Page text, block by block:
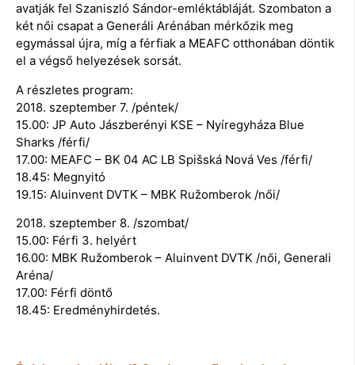
avatják fel Szaniszló Sándor-emléktábláját. Szombaton a
két női csapat a Generáli Arénában mérkőzik meg
egymással újra, míg a férfiak a MEAFC otthonában döntik
el a végső helyezések sorsát.
A részletes program:
2018. szeptember 7. /péntek/
15.00: JP Auto Jászberényi KSE – Nyíregyháza Blue
Sharks /férfi/
17.00: MEAFC – BK 04 AC LB Spišská Nová Ves /férfi/
18.45: Megnyitó
19.15: Aluinvent DVTK – MBK Ružomberok /női/
2018. szeptember 8. /szombat/
15.00: Férfi 3. helyért
16.00: MBK Ružomberok – Aluinvent DVTK /női, Generali
Aréna/
17.00: Férfi döntő
18.45: Eredményhirdetés.